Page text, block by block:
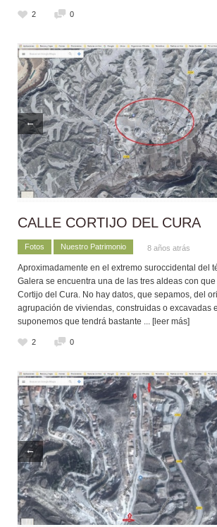
2 0
←
CALLE CORTIJO DEL CURA
Fotos Nuestro Patrimonio 8 años atrás
Aproximadamente en el extremo suroccidental del
Galera se encuentra una de las tres aldeas con
Cortijo del Cura. No hay datos, que sepamos, del
agrupación de viviendas, construidas o excavadas
suponemos que tendrá bastante
... [leer más]
2 0
←